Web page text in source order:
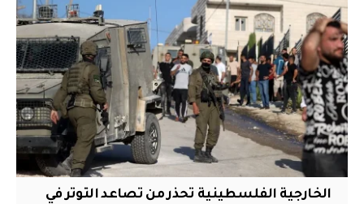
الخارجية الفلسطينية تحذر من تصاعد التوتر في